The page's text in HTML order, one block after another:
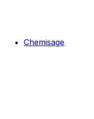
Chemisage